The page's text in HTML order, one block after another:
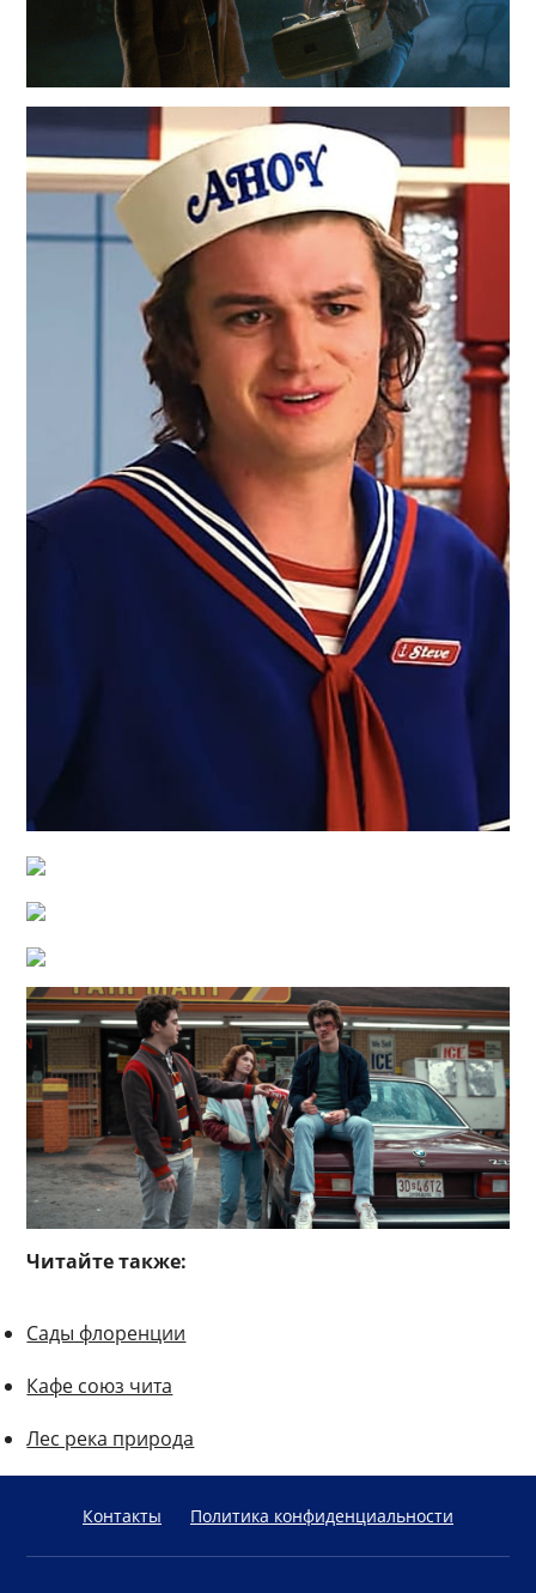
Читайте также:
Сады флоренции
Кафе союз чита
Лес река природа
Контакты Политика конфиденциальности